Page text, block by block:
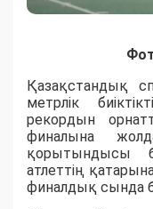
Қазақстандық
метрлік
рекордын
финалына
қорытындысы
атлеттің
финалдық сында